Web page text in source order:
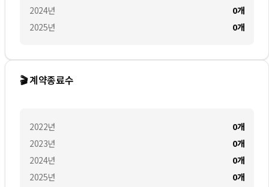
2024년
2025년
0개
0개
🎬 계약종료수
2022년
2023년
2024년
2025년
0개
0개
0개
0개